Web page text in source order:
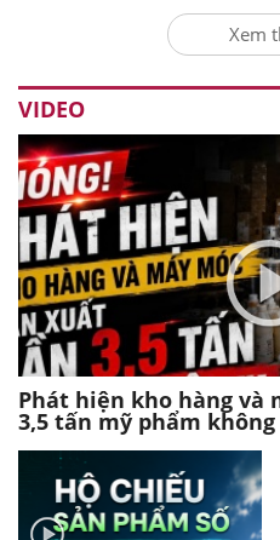
Xem
VIDEO
Phát hiện kho hàng và
3,5 tấn mỹ phẩm